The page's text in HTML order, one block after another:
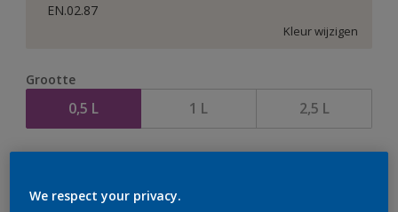
EN.02.87
Kleur wijzigen
Grootte
0,5 L 1 L 2,5 L
We respect your privacy.